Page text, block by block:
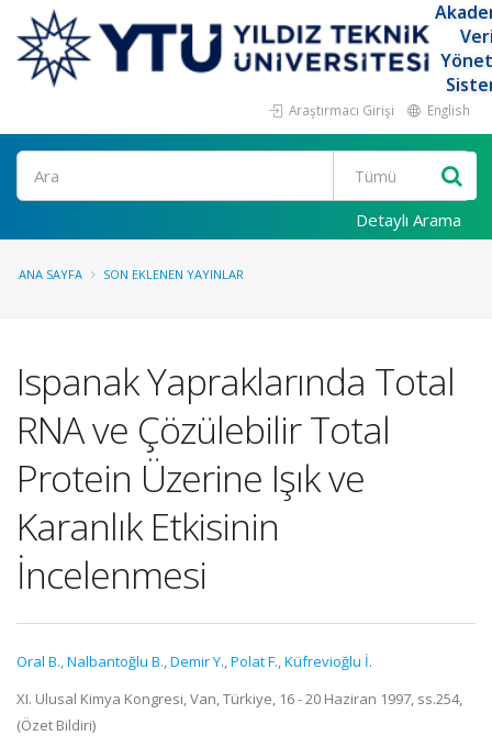
Araştırmacı Girişi English
Ara
Detaylı Arama
ANA SAYFA SON EKLENEN YAYINLAR
Ispanak Yapraklarında Total
RNA ve Çözülebilir Total
Protein Üzerine Işık ve
Karanlık Etkisinin
İncelenmesi
Oral B.,Nalbantoğlu B.,Demir Y.,Polat F.,Küfrevioğlu İ.
XI. Ulusal Kimya Kongresi, Van, Türkiye, 16 - 20 Haziran 1997, ss.254,
(Özet Bildiri)